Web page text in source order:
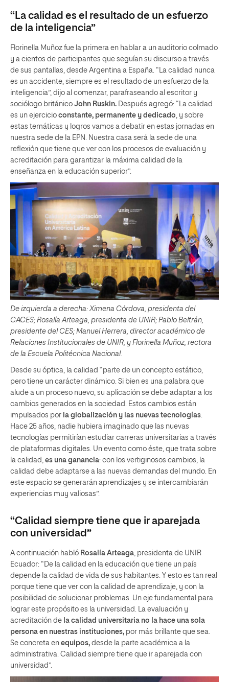
“La calidad es el resultado de un esfuerzo
de la inteligencia”
Florinella Muñoz fue la primera en hablar a un auditorio colmado
y a cientos de participantes que seguían su discurso a través
de sus pantallas, desde Argentina a España. “La calidad nunca
es un accidente, siempre es el resultado de un esfuerzo de la
inteligencia”, dijo al comenzar, parafraseando al escritor y
sociólogo británico John Ruskin. Después agregó: “La calidad
es un ejercicio constante, permanente y dedicado, y sobre
estas temáticas y logros vamos a debatir en estas jornadas en
nuestra sede de la EPN. Nuestra casa será la sede de una
reflexión que tiene que ver con los procesos de evaluación y
acreditación para garantizar la máxima calidad de la
enseñanza en la educación superior”.
De izquierda a derecha: Ximena Córdova, presidenta del
CACES; Rosalía Arteaga, presidenta de UNIR; Pablo Beltrán,
presidente del CES; Manuel Herrera, director académico de
Relaciones Institucionales de UNIR; y Florinella Muñoz, rectora
de la Escuela Politécnica Nacional.
Desde su óptica, la calidad “parte de un concepto estático,
pero tiene un carácter dinámico. Si bien es una palabra que
alude a un proceso nuevo, su aplicación se debe adaptar a los
cambios generados en la sociedad. Estos cambios están
impulsados por la globalización y las nuevas tecnologías
Hace 25 años, nadie hubiera imaginado que las nuevas
tecnologías permitirían estudiar carreras universitarias a través
de plataformas digitales. Un evento como éste, que trata sobre
la calidad, es una ganancia: con los vertiginosos cambios, la
calidad debe adaptarse a las nuevas demandas del mundo. En
este espacio se generarán aprendizajes y se intercambiarán
experiencias muy valiosas”.
“Calidad siempre tiene que ir aparejada
con universidad”
A continuación habló Rosalía Arteaga , presidenta de UNIR
Ecuador: “De la calidad en la educación que tiene un país
depende la calidad de vida de sus habitantes. Y esto es tan real
porque tiene que ver con la calidad de aprendizaje, y con la
posibilidad de solucionar problemas. Un eje fundamental para
lograr este propósito es la universidad. La evaluación y
acreditación de la calidad universitaria no la hace una sola
persona en nuestras instituciones, por más brillante que sea.
Se concreta en equipos, desde la parte académica a la
administrativa. Calidad siempre tiene que ir aparejada con
universidad”.